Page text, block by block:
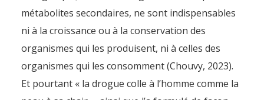
métabolites secondaires, ne sont indispensables
ni à la croissance ou à la conservation des
organismes qui les produisent, ni à celles des
organismes qui les consomment (Chouvy, 2023).
Et pourtant « la drogue colle à l’homme comme la